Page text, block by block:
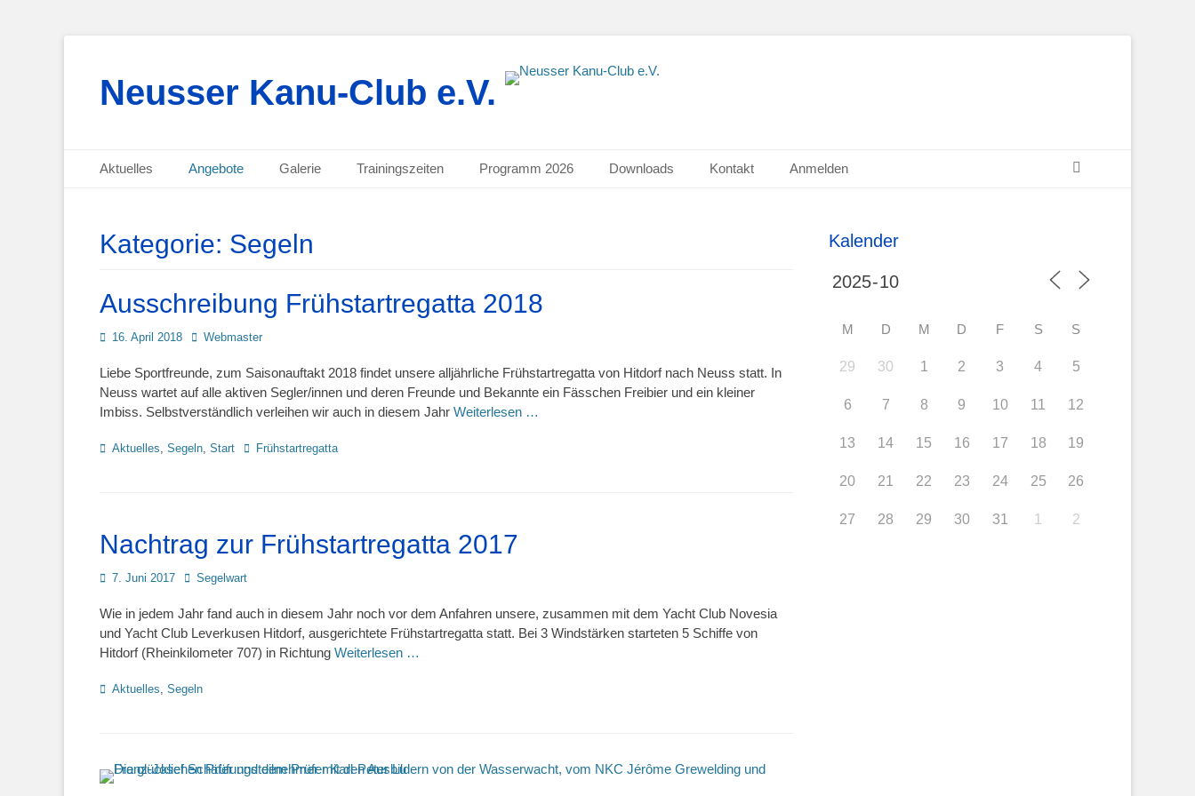
Neusser Kanu-Club e.V.
Primäres Menü
Inhalt
Aktuelles Angebote Galerie Trainingszeiten Programm 2026 Downloads Kontakt Anmelden
springen
Kategorie: Segeln
Ausschreibung Frühstartregatta 2018
Posted
16. April 2018 AutorWebmaster
Liebe Sportfreunde, zum Saisonauftakt 2018 findet unsere alljährliche Frühstartregatta von Hitdorf nach Neuss statt. In
Neuss wartet auf alle aktiven Segler/innen und deren Freunde und Bekannte ein Fässchen Freibier und ein kleiner
Imbiss. Selbstverständlich verleihen wir auch in diesem Jahr Weiterlesen …
Kategorien
Aktuelles, Segeln, Start Schlagworte
Frühstartregatta
Nachtrag zur Frühstartregatta 2017
Posted
7. Juni 2017 AutorSegelwart
Wie in jedem Jahr fand auch in diesem Jahr noch vor dem Anfahren unsere, zusammen mit dem Yacht Club Novesia
und Yacht Club Leverkusen Hitdorf, ausgerichtete Frühstartregatta statt. Bei 3 Windstärken starteten 5 Schiffe von
Hitdorf (Rheinkilometer 707) in Richtung Weiterlesen …
Kategorien
Aktuelles, Segeln
Kalender
M D M D F S S
29 30 1 2 3 4 5
6 7 8 9 10 11 12
13 14 15 16 17 18 19
20 21 22 23 24 25 26
27 28 29 30 31 1 2